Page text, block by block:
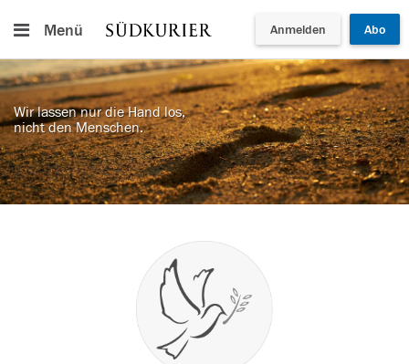
Menü Anmelden Abo
Wir lassen nur die Hand los,
nicht den Menschen.